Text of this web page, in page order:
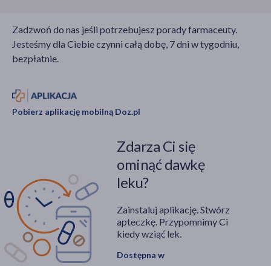
Zadzwoń do nas jeśli potrzebujesz porady farmaceuty.
Jesteśmy dla Ciebie czynni całą dobę, 7 dni w tygodniu,
bezpłatnie.
Pobierz aplikację mobilną Doz.pl
Zdarza Ci się
ominąć dawkę
leku?
Zainstaluj aplikację. Stwórz
apteczkę. Przypomnimy Ci
kiedy wziąć lek.
Dostępna w